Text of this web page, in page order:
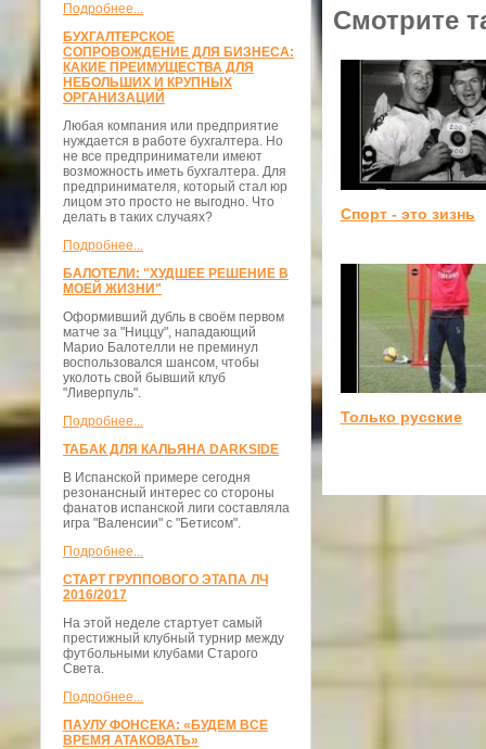
Подробнее...
БУХГАЛТЕРСКОЕ
СОПРОВОЖДЕНИЕ ДЛЯ БИЗНЕСА:
КАКИЕ ПРЕИМУЩЕСТВА ДЛЯ
НЕБОЛЬШИХ И КРУПНЫХ
ОРГАНИЗАЦИЙ
Любая компания или предприятие
нуждается в работе бухгалтера. Но
не все предприниматели имеют
возможность иметь бухгалтера. Для
предпринимателя, который стал юр
лицом это просто не выгодно. Что
делать в таких случаях?
Подробнее...
БАЛОТЕЛИ: "ХУДШЕЕ РЕШЕНИЕ В
МОЕЙ ЖИЗНИ"
Оформивший дубль в своём первом
матче за "Ниццу", нападающий
Марио Балотелли не преминул
воспользовался шансом, чтобы
уколоть свой бывший клуб
"Ливерпуль".
Подробнее...
ТАБАК ДЛЯ КАЛЬЯНА DARKSIDE
В Испанской примере сегодня
резонансный интерес со стороны
фанатов испанской лиги составляла
игра "Валенсии" с "Бетисом".
Подробнее...
СТАРТ ГРУППОВОГО ЭТАПА ЛЧ
2016/2017
На этой неделе стартует самый
престижный клубный турнир между
футбольными клубами Старого
Света.
Подробнее...
ПАУЛУ ФОНСЕКА: «БУДЕМ ВСЕ
ВРЕМЯ АТАКОВАТЬ»
Смотрите
Спорт - это зизнь
Только русские